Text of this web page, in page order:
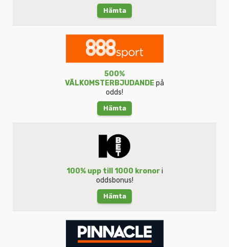
Hämta
500%
VÄLKOMSTERBJUDANDE på
odds!
Hämta
100% upp till 1000 kronori
oddsbonus!
Hämta